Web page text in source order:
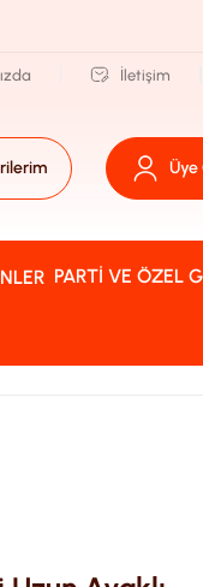
İletişim
Üye
PARTI VE ÖZEL